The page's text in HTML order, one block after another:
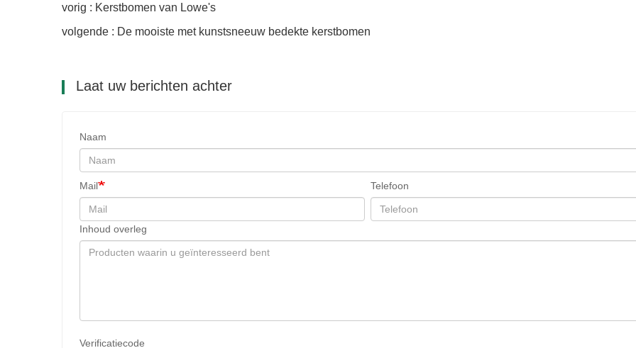
vorig : Kerstbomen van Lowe's
volgende : De mooiste met kunstsneeuw bedekte kerstbomen
Laat uw berichten achter
Naam
Mail Telefoon
Inhoud overleg
Verificatiecode